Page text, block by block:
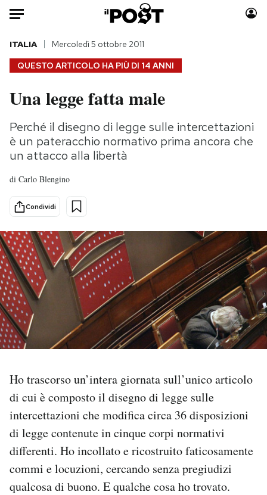
Auto
HOME
Italia
Politica
Tecnologia
Scienza
Cultura
Economia
Sport
Moda
Consumismi
Storie/Idee
Mondiali calcio 2026
PODCAST
NEWSLETTER
CALENDARIO
AREA PERSONALE
QUESTO ARTICOLO HA PIÙ DI 14 ANNI
ITALIA Mercoledì 5 ottobre 2011
Una legge fatta male
Perché il disegno di legge sulle intercettazioni
è un pateracchio normativo prima ancora che
un attacco alla libertà
di Carlo Blengino
Condividi
Ho trascorso un’intera giornata sull’unico articolo
di cui è composto il disegno di legge sulle
intercettazioni che modifica circa 36 disposizioni
di legge contenute in cinque corpi normativi
differenti. Ho incollato e ricostruito faticosamente
commi e locuzioni, cercando senza pregiudizi
qualcosa di buono. E qualche cosa ho trovato.